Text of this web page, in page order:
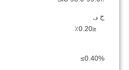
ج ف
≤0.20٪
≤0.40%